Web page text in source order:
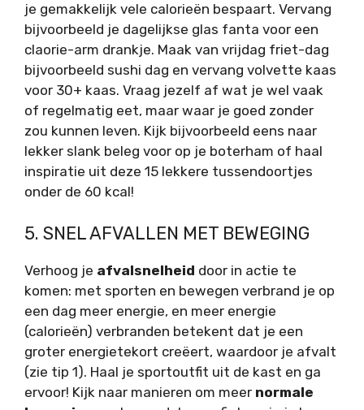
je gemakkelijk vele calorieën bespaart. Vervang
bijvoorbeeld je dagelijkse glas fanta voor een
claorie-arm drankje. Maak van vrijdag friet-dag
bijvoorbeeld sushi dag en vervang volvette kaas
voor 30+ kaas. Vraag jezelf af wat je wel vaak
of regelmatig eet, maar waar je goed zonder
zou kunnen leven. Kijk bijvoorbeeld eens naar
lekker slank beleg voor op je boterham of haal
inspiratie uit deze 15 lekkere tussendoortjes
onder de 60 kcal!
5. SNEL AFVALLEN MET BEWEGING
Verhoog je afvalsnelheid door in actie te
komen: met sporten en bewegen verbrand je op
een dag meer energie, en meer energie
(calorieën) verbranden betekent dat je een
groter energietekort creëert, waardoor je afvalt
(zie tip 1). Haal je sportoutfit uit de kast en ga
ervoor! Kijk naar manieren om meer normale